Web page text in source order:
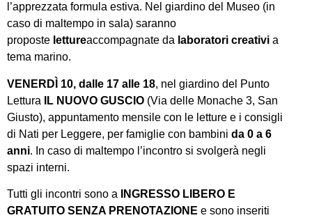
l’apprezzata formula estiva. Nel giardino del Museo (in
caso di maltempo in sala) saranno
proposte lettureaccompagnate da laboratori creativi a
tema marino.
VENERDÌ 10, dalle 17 alle 18, nel giardino del Punto
Lettura
IL NUOVO GUSCIO (Via delle Monache 3, San
Giusto), appuntamento mensile con le letture e i consigli
di Nati per Leggere, per famiglie con bambini da 0 a 6
anni. In caso di maltempo l’incontro si svolgerà negli
spazi interni.
Tutti gli incontri sono a
INGRESSO LIBERO E
GRATUITO SENZA PRENOTAZIONE e sono inseriti